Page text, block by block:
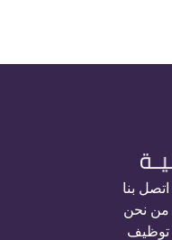
اتصل بنا
من نحن
توظيف